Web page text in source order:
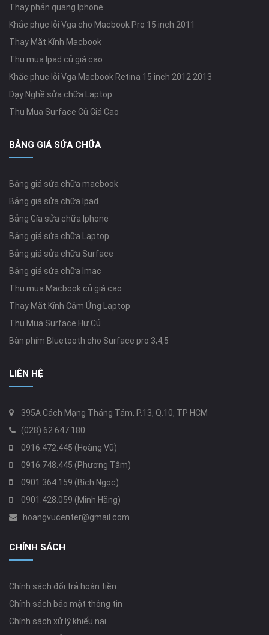
Thay phản quang Iphone
Khắc phục lỗi Vga cho Macbook Pro 15 inch 2011
Thay Mặt Kính Macbook
Thu mua Ipad củ giá cao
Khắc phục lỗi Vga Macbook Retina 15 inch 2012 2013
Dạy Nghề sửa chữa Laptop
Thu Mua Surface Củ Giá Cao
BẢNG GIÁ SỬA CHỮA
Bảng giá sửa chữa macbook
Bảng giá sửa chữa Ipad
Bảng Gía sửa chữa Iphone
Bảng giá sửa chữa Laptop
Bảng giá sửa chữa Surface
Bảng giá sửa chữa Imac
Thu mua Macbook củ giá cao
Thay Mặt Kính Cảm Ứng Laptop
Thu Mua Surface Hư Củ
Bàn phím Bluetooth cho Surface pro 3,4,5
LIÊN HỆ
395A Cách Mạng Tháng Tám, P.13, Q.10, TP HCM
(028) 62 647 180
0916.472.445 (Hoàng Vũ)
0916.748.445 (Phương Tâm)
0901.364.159 (Bích Ngọc)
0901.428.059 (Minh Hằng)
hoangvucenter@gmail.com
CHÍNH SÁCH
Chính sách đổi trả hoàn tiền
Chính sách bảo mật thông tin
Chính sách xử lý khiếu nại